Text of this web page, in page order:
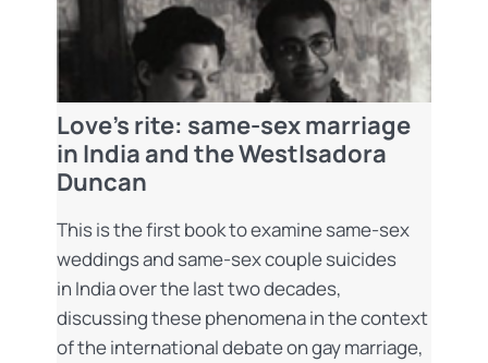
Love’s rite: same-sex marriage
in India and the WestIsadora
Duncan
This is the first book to examine same-sex
weddings and same-sex couple suicides
in India over the last two decades,
discussing these phenomena in the context
of the international debate on gay marriage,